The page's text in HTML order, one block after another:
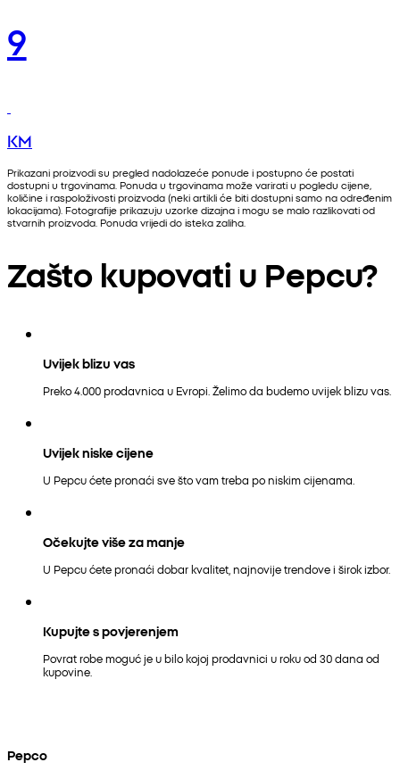
9
KM
Prikazani proizvodi su pregled nadolazeće ponude i postupno će postati
dostupni u trgovinama. Ponuda u trgovinama može varirati u pogledu cijene,
količine i raspoloživosti proizvoda (neki artikli će biti dostupni samo na određenim
lokacijama). Fotografije prikazuju uzorke dizajna i mogu se malo razlikovati od
stvarnih proizvoda. Ponuda vrijedi do isteka zaliha.
Zašto kupovati u Pepcu?
Uvijek blizu vas
Preko 4.000 prodavnica u Evropi. Želimo da budemo uvijek blizu vas.
Uvijek niske cijene
U Pepcu ćete pronaći sve što vam treba po niskim cijenama.
Očekujte više za manje
U Pepcu ćete pronaći dobar kvalitet, najnovije trendove i širok izbor.
Kupujte s povjerenjem
Povrat robe moguć je u bilo kojoj prodavnici u roku od 30 dana od
kupovine.
Pepco